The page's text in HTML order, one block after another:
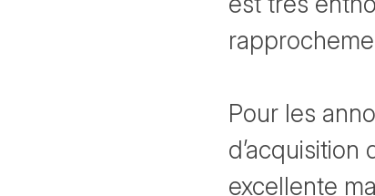
Pour les
d’acquisition
excellente